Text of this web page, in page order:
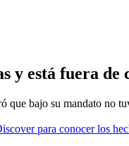
y está fuera
que bajo su mandato no
para conocer los